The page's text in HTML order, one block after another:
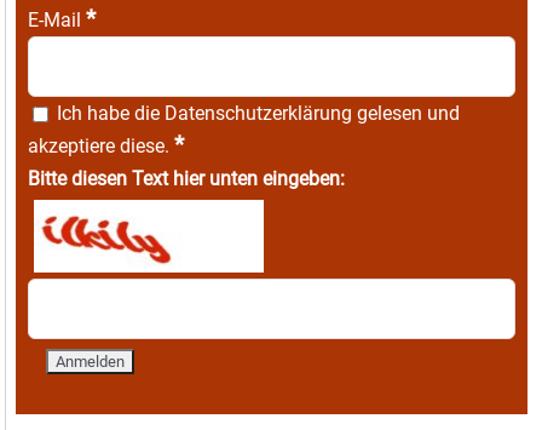
E-Mail *
Ich habe die Datenschutzerklärung gelesen und
akzeptiere diese. *
Bitte diesen Text hier unten eingeben: